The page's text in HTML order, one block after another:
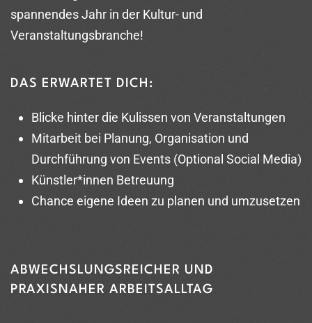
spannendes Jahr in der Kultur- und
Veranstaltungsbranche!
DAS ERWARTET DICH:
Blicke hinter die Kulissen von Veranstaltungen
Mitarbeit bei Planung, Organisation und
Durchführung von Events (Optional Social Media)
Künstler*innen Betreuung
Chance eigene Ideen zu planen und umzusetzen
ABWECHSLUNGSREICHER UND
PRAXISNAHER ARBEITSALLTAG